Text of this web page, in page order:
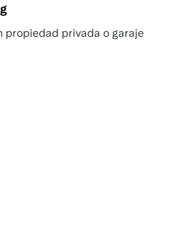
propiedad privada o garaje